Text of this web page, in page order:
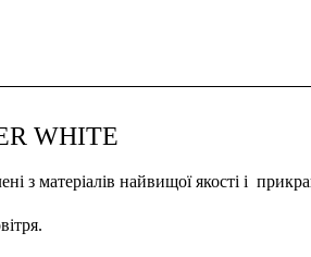
WHITE
матеріалів найвищої якості і